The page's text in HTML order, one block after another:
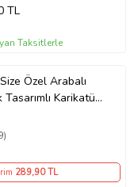
TL
Taksitlerle
Özel Arabalı
Tasarımlı Karikatür
Hediyesi,
A Car Hediyesi
289,90 TL